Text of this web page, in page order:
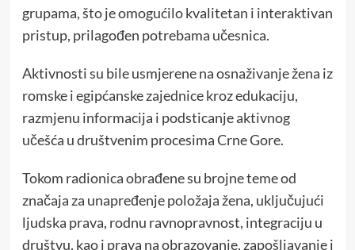
grupama, što je omogućilo kvalitetan i interaktivan
pristup, prilagođen potrebama učesnica.
Aktivnosti su bile usmjerene na osnaživanje žena iz
romske i egipćanske zajednice kroz edukaciju,
razmjenu informacija i podsticanje aktivnog
učešća u društvenim procesima Crne Gore.
Tokom radionica obrađene su brojne teme od
značaja za unapređenje položaja žena, uključujući
ljudska prava, rodnu ravnopravnost, integraciju u
društvu, kao i prava na obrazovanje, zapošljavanje i